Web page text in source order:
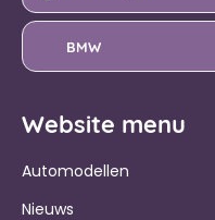
BMW
Website menu
Automodellen
Nieuws